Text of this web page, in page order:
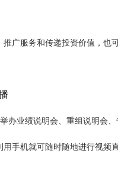
广服务和传递投资价值，也
业绩说明会、重组说明会、
手机就可随时随地进行视频